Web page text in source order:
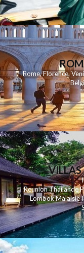
Rome,Florence,
VILLAS
ReunionThailande
LombokMalaisie